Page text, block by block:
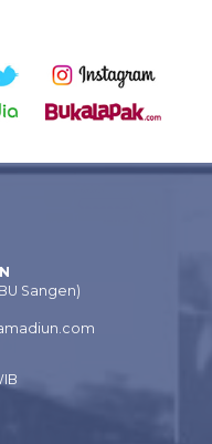
Sangen)